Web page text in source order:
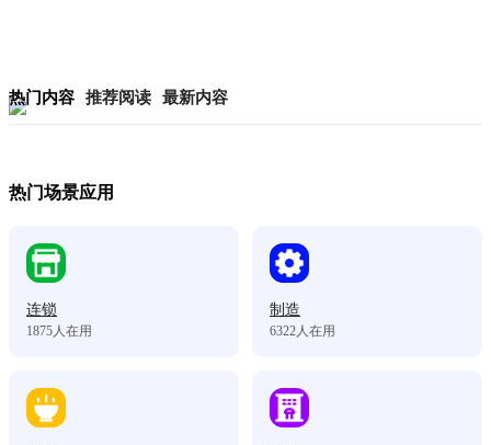
热门内容 推荐阅读 最新内容
热门场景应用
连锁
1875人在用
制造
6322人在用